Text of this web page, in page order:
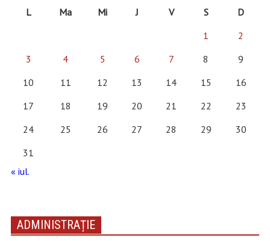
L
Ma Mi J V S
D
1
2
3
4 5 6 7 8
9
10
11 12 13 14 15
16
17
18 19 20 21 22
23
24
25 26 27 28 29
30
31
« iul.
ADMINISTRAȚIE